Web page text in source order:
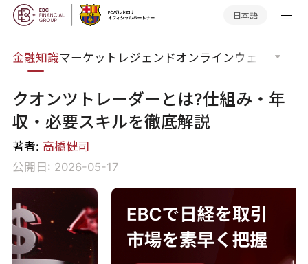
日本語
金融知識マーケットレジェンドオンラインウェビナー
クオンツトレーダーとは?仕組み・年
収・必要スキルを徹底解説
著者: 高橋健司
公開日: 2026-05-17